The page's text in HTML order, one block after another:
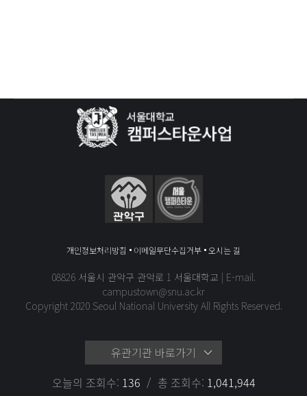
개인정보처리방침 이메일무단수집거부 오시는 길
08826 서울시 관악구 관악로 1 서울대학교 | E-mail.
campustown@snu.ac.kr
Copyright 2020 Seoul National University All Rights Reserved.
유관기관 바로가기
오늘의 조회수: 136 총 조회수: 1,041,944